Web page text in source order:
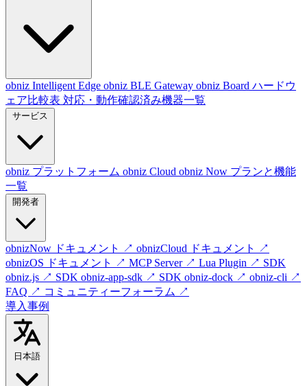
obniz Intelligent Edge obniz BLE Gateway obniz Board ハードウ
ェア比較表 対応・動作確認済み機器一覧
obniz プラットフォーム obniz Cloud obniz Now プランと機能
一覧
obnizNow ドキュメント ↗ obnizCloud ドキュメント
↗
obnizOS ドキュメント
↗ MCP Server ↗ Lua Plugin ↗ SDK
obniz.js ↗ SDK obniz-app-sdk ↗ SDK obniz-dock ↗ obniz-cli ↗
FAQ ↗ コミュニティーフォーラム ↗
導入事例
日本語